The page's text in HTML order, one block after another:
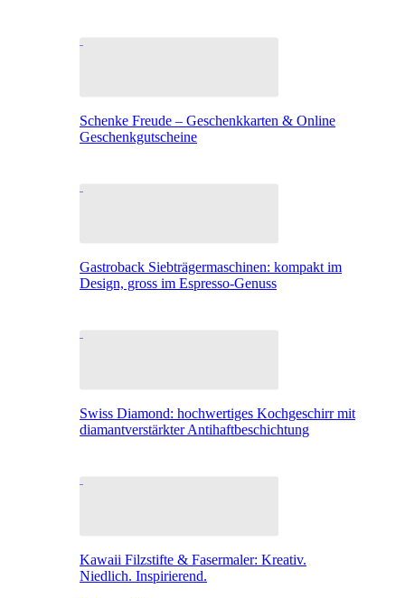
Schenke Freude – Geschenkkarten & Online
Geschenkgutscheine
Gastroback Siebträgermaschinen: kompakt im
Design, gross im Espresso-Genuss
Swiss Diamond: hochwertiges Kochgeschirr mit
diamantverstärkter Antihaftbeschichtung
Kawaii Filzstifte & Fasermaler: Kreativ.
Niedlich. Inspirierend.